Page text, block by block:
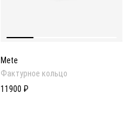
Mete
Фактурное кольцо
11900 ₽